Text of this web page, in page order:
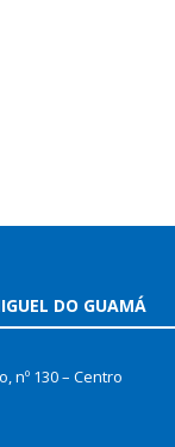
DO GUAMÁ
nº 130 – Centro